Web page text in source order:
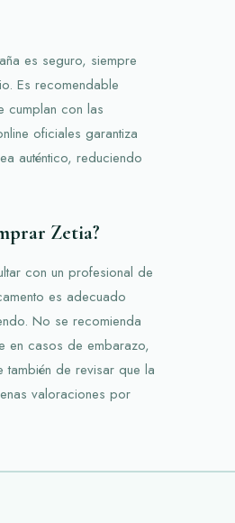
es seguro, siempre
Es recomendable
cumplan con las
oficiales garantiza
auténtico, reduciendo
Zetia?
con un profesional de
es adecuado
No se recomienda
en casos de embarazo,
de revisar que la
valoraciones por